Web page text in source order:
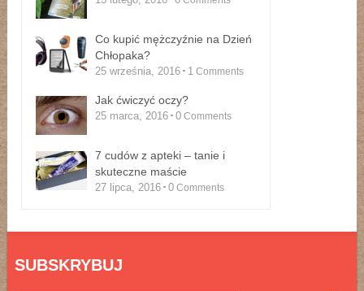
Co kupić mężczyźnie na Dzień
Chłopaka?
25 września, 2016 1 Comments
Jak ćwiczyć oczy?
25 marca, 2016 0 Comments
7 cudów z apteki – tanie i
skuteczne maście
27 lipca, 2016 0 Comments
SUBSKRYBUJ